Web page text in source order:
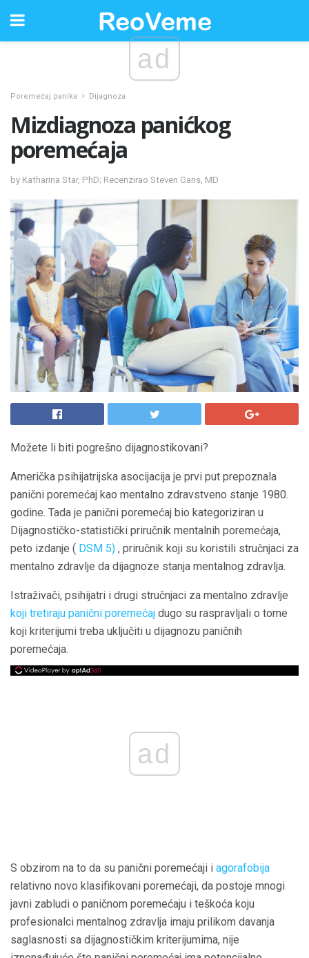
ad
Poremećaj panike Dijagnoza
Mizdiagnoza panićkog
poremećaja
by Katharina Star, PhD; Recenzirao Steven Gans, MD
Možete li biti pogrešno dijagnostikovani?
Američka psihijatrijska asocijacija je prvi put prepoznala
panični poremećaj kao mentalno zdravstveno stanje 1980.
godine. Tada je panični poremećaj bio kategoriziran u
Dijagnostičko-statistički priručnik mentalnih poremećaja,
peto izdanje ( DSM 5) , priručnik koji su koristili stručnjaci za
mentalno zdravlje da dijagnoze stanja mentalnog zdravlja.
Istraživači, psihijatri i drugi stručnjaci za mentalno zdravlje
koji tretiraju panični poremećaj dugo su raspravljali o tome
koji kriterijumi treba uključiti u dijagnozu paničnih
poremećaja.
ad
S obzirom na to da su panični poremećaji i agorafobija
relativno novo klasifikovani poremećaji, da postoje mnogi
javni zabludi o paničnom poremećaju i teškoća koju
profesionalci mentalnog zdravlja imaju prilikom davanja
saglasnosti sa dijagnostičkim kriterijumima, nije